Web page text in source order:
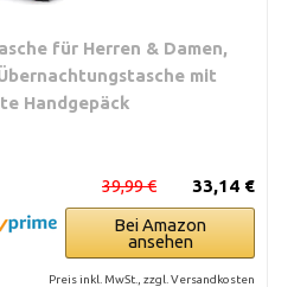
für Herren & Damen,
mit
Handgepäck
33,14 €
39,99 €
Bei Amazon
ansehen
Preis inkl. MwSt., zzgl. Versandkosten